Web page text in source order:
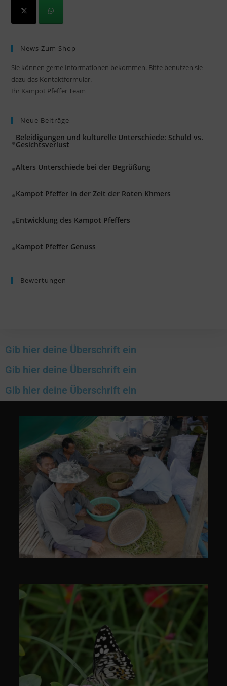
News Zum Shop
Sie können gerne Informationen bekommen. Bitte benutzen sie
dazu das Kontaktformular.
Ihr Kampot Pfeffer Team
Neue Beiträge
Beleidigungen und kulturelle Unterschiede: Schuld vs.
Gesichtsverlust
Alters Unterschiede bei der Begrüßung
Kampot Pfeffer in der Zeit der Roten Khmers
Entwicklung des Kampot Pfeffers
Kampot Pfeffer Genuss
Bewertungen
Gib hier deine Überschrift ein
Gib hier deine Überschrift ein
Gib hier deine Überschrift ein